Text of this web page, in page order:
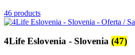
46 products
4Life Eslovenia - Slovenia (47)